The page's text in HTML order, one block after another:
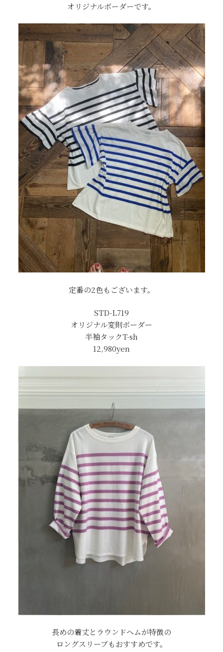
オリジナルボーダーです。
定番の2色もございます。
STD-L719
オリジナル変則ボーダー
半袖タックT-sh
12,980yen
長めの着丈とラウンドヘムが特徴の
ロングスリーブもおすすめです。